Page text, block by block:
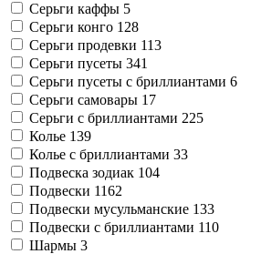
Серьги каффы 5
Серьги конго 128
Серьги продевки 113
Серьги пусеты 341
Серьги пусеты с бриллиантами 6
Серьги самовары 17
Серьги с бриллиантами 225
Колье 139
Колье с бриллиантами 33
Подвеска зодиак 104
Подвески 1162
Подвески мусульманские 133
Подвески с бриллиантами 110
Шармы 3